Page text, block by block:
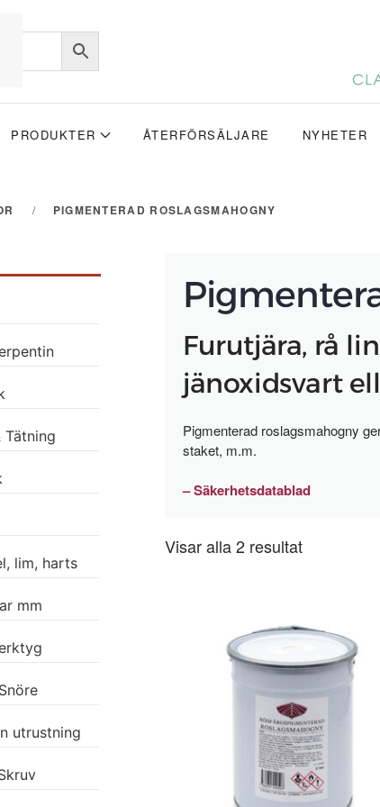
PRODUKTER ÅTERFÖRSÄLJARE NYHETER
PIGMENTERAD ROSLAGSMAHOGNY
Tätning
lim, harts
mm
utrustning
Furutjära, rå
jänoxidsvart
Pigmenterad roslagsmahogny
staket, m.m.
– Säkerhetsdatablad
Visar alla 2 resultat